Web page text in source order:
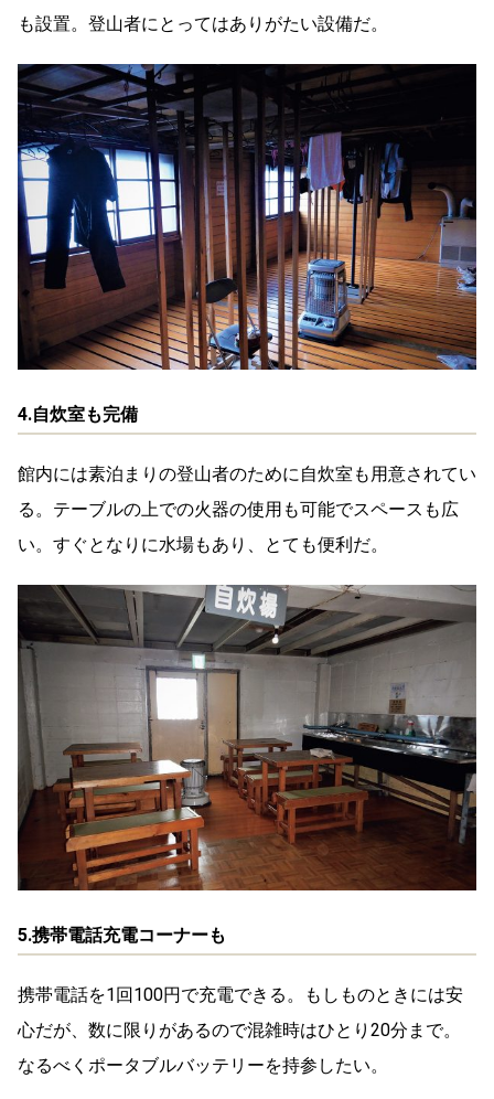
も設置。登山者にとってはありがたい設備だ。
4.自炊室も完備
館内には素泊まりの登山者のために自炊室も用意されてい
る。テーブルの上での火器の使用も可能でスペースも広
い。すぐとなりに水場もあり、とても便利だ。
5.携帯電話充電コーナーも
携帯電話を1回100円で充電できる。もしものときには安
心だが、数に限りがあるので混雑時はひとり20分まで。
なるべくポータブルバッテリーを持参したい。